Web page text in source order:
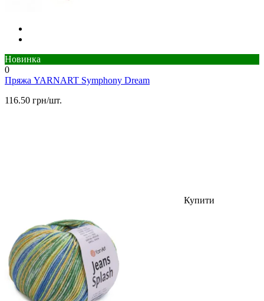
Новинка
0
Пряжа YARNART Symphony Dream
116.50 грн/шт.
Купити